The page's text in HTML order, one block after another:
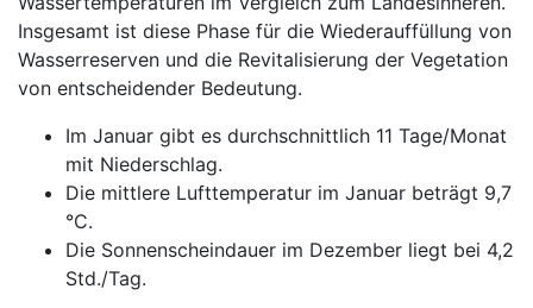
Insgesamt ist diese Phase für die Wiederauffüllung von
Wasserreserven und die Revitalisierung der Vegetation
von entscheidender Bedeutung.
Im Januar gibt es durchschnittlich 11 Tage/Monat
mit Niederschlag.
Die mittlere Lufttemperatur im Januar beträgt 9,7
°C.
Die Sonnenscheindauer im Dezember liegt bei 4,2
Std./Tag.